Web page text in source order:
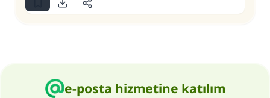
e-posta hizmetine katılım